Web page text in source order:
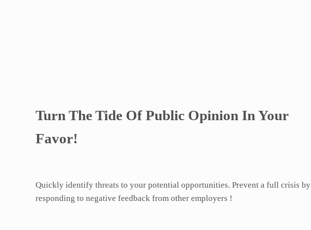
Turn The Tide Of Public Opinion In Your
Favor!
Quickly identify threats to your potential opportunities. Prevent a full crisis by
responding to negative feedback from other employers !